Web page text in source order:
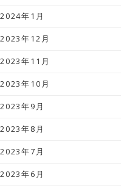
2024年1月
2023年12月
2023年11月
2023年10月
2023年9月
2023年8月
2023年7月
2023年6月